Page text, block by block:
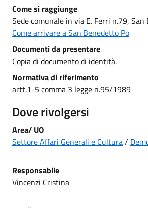
Come si raggiunge
Sede comunale in via E. Ferri n.79, San
Come arrivare a San Benedetto Po
Documenti da presentare
Copia di documento di identità.
Normativa di riferimento
artt.1-5 comma 3 legge n.95/1989
Dove rivolgersi
Area/ UO
Settore Affari Generali e Cultura/
Responsabile
Vincenzi Cristina